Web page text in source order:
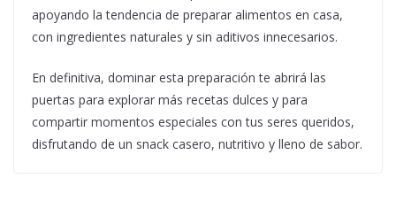
apoyando la tendencia de preparar alimentos en casa,
con ingredientes naturales y sin aditivos innecesarios.
En definitiva, dominar esta preparación te abrirá las
puertas para explorar más recetas dulces y para
compartir momentos especiales con tus seres queridos,
disfrutando de un snack casero, nutritivo y lleno de sabor.